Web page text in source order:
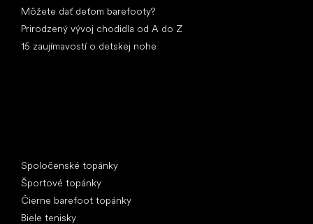
Môžete dať deťom barefooty?
Prirodzený vývoj chodidla od A do Z
15 zaujímavostí o detskej nohe
Spoločenské topánky
Športové topánky
Čierne barefoot topánky
Biele tenisky